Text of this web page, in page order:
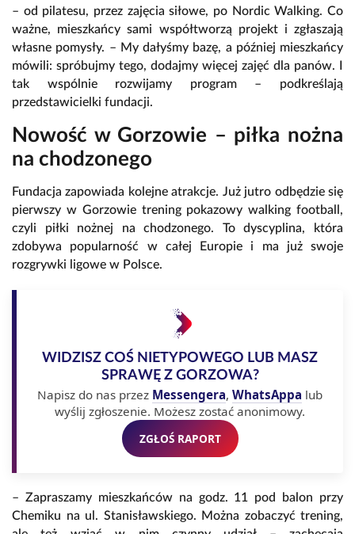
– od pilatesu, przez zajęcia siłowe, po Nordic Walking. Co
ważne, mieszkańcy sami współtworzą projekt i zgłaszają
własne pomysły. – My dałyśmy bazę, a później mieszkańcy
mówili: spróbujmy tego, dodajmy więcej zajęć dla panów. I
tak wspólnie rozwijamy program – podkreślają
przedstawicielki fundacji.
Nowość w Gorzowie – piłka nożna
na chodzonego
Fundacja zapowiada kolejne atrakcje. Już jutro odbędzie się
pierwszy w Gorzowie trening pokazowy walking football,
czyli piłki nożnej na chodzonego. To dyscyplina, która
zdobywa popularność w całej Europie i ma już swoje
rozgrywki ligowe w Polsce.
WIDZISZ COŚ NIETYPOWEGO LUB MASZ
SPRAWĘ Z GORZOWA?
Napisz do nas przez Messengera, WhatsAppa lub
wyślij zgłoszenie. Możesz zostać anonimowy.
ZGŁOŚ RAPORT
– Zapraszamy mieszkańców na godz. 11 pod balon przy
Chemiku na ul. Stanisławskiego. Można zobaczyć trening,